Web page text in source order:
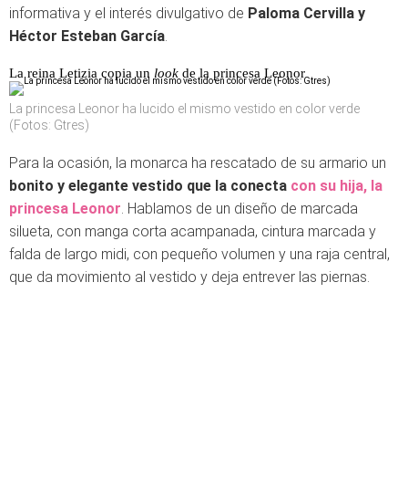
informativa y el interés divulgativo de Paloma Cervilla y
Héctor Esteban García
La reina Letizia copia un look de la princesa Leonor
La princesa Leonor ha lucido el mismo vestido en color verde
(Fotos: Gtres)
Para la ocasión, la monarca ha rescatado de su armario un
bonito y elegante vestido que la conecta con su hija, la
princesa Leonor . Hablamos de un diseño de marcada
silueta, con manga corta acampanada, cintura marcada y
falda de largo midi, con pequeño volumen y una raja central,
que da movimiento al vestido y deja entrever las piernas.